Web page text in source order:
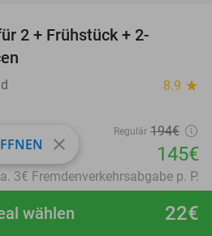
22€
wählen
2 + Frühstück + 2-
8.9 star
Regulär 194€
145€
3€ Fremdenverkehrsabgabe p. P.
favorite_border
close